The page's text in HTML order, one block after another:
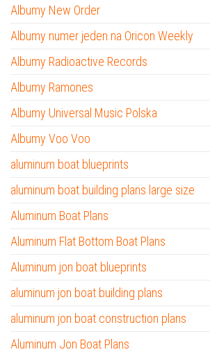
Albumy New Order
Albumy numer jeden na Oricon Weekly
Albumy Radioactive Records
Albumy Ramones
Albumy Universal Music Polska
Albumy Voo Voo
aluminum boat blueprints
aluminum boat building plans large size
Aluminum Boat Plans
Aluminum Flat Bottom Boat Plans
Aluminum jon boat blueprints
aluminum jon boat building plans
aluminum jon boat construction plans
Aluminum Jon Boat Plans